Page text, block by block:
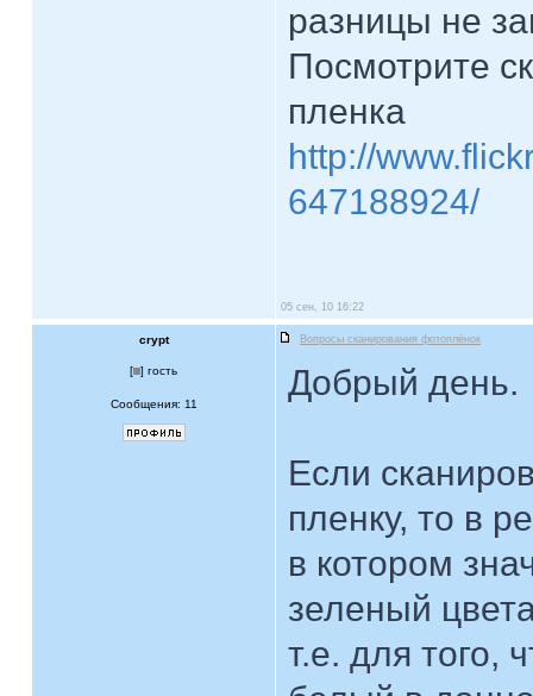
разницы не
Посмотрите
пленка
http://
647188924/
05 сен, 10 16:22
crypt Вопросы сканирования фотоплёнок
[ ] гость
Сообщения: 11
Добрый день.
Если
пленку, то в
в котором
зеленый
т.е. для того,